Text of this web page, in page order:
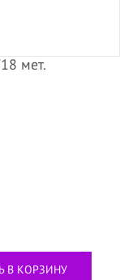
мет.
В КОРЗИНУ